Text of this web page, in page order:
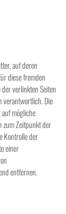
auf deren
diese fremden
verlinkten Seiten
verantwortlich. Die
mögliche
zum Zeitpunkt der
Kontrolle der
einer
entfernen.